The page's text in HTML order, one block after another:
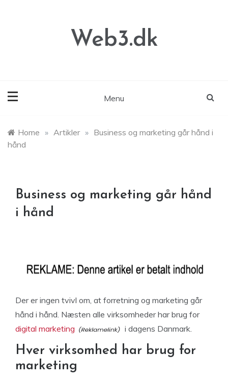
Web3.dk
Menu
Home » Artikler » Business og marketing går hånd i
hånd
Business og marketing går hånd
i hånd
Der er ingen tvivl om, at forretning og marketing går
hånd i hånd. Næsten alle virksomheder har brug for
digital marketing
i dagens Danmark.
Hver virksomhed har brug for
marketing